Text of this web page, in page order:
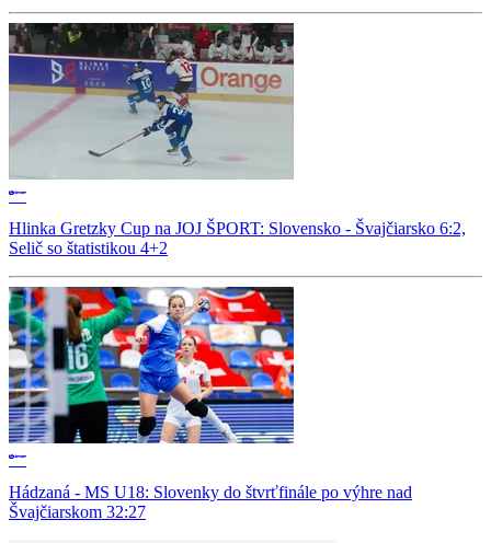
Hlinka Gretzky Cup na JOJ ŠPORT: Slovensko - Švajčiarsko 6:2,
Selič so štatistikou 4+2
Hádzaná - MS U18: Slovenky do štvrťfinále po výhre nad
Švajčiarskom 32:27